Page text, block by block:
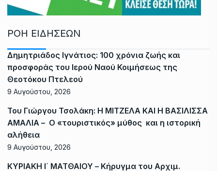
ΡΟΗ ΕΙΔΗΣΕΩΝ
Δημητριάδος Ιγνάτιος: 100 χρόνια ζωής και
προσφοράς του Ιερού Ναού Κοιμήσεως της
Θεοτόκου Πτελεού
9 Αυγούστου, 2026
Του Γιώργου Τσολάκη: Η ΜΙΤΖΕΛΑ ΚΑΙ Η ΒΑΣΙΛΙΣΣΑ
ΑΜΑΛΙΑ – Ο «τουριστικός» μύθος και η ιστορική
αλήθεια
9 Αυγούστου, 2026
ΚΥΡΙΑΚΗ Ι΄ ΜΑΤΘΑΙΟΥ – Κήρυγμα του Αρχιμ.